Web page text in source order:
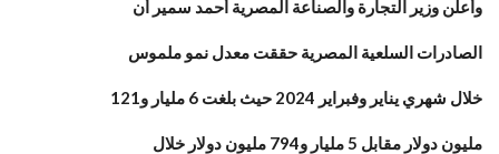
وأعلن وزير التجارة والصناعة المصرية أحمد سمير أن
الصادرات السلعية المصرية حققت معدل نمو ملموس
خلال شهري يناير وفبراير 2024 حيث بلغت 6 مليار و121
مليون دولار مقابل 5 مليار و794 مليون دولار خلال